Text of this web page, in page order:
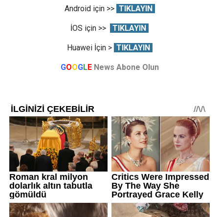
Android için >> TIKLAYIN
İOS için >> TIKLAYIN
Huawei İçin > TIKLAYIN
GOOGLE News Abone Olun